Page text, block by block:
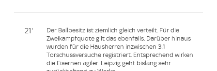
21'
Der Ballbesitz ist ziemlich gleich verteilt. Für die
Zweikampfquote gilt das ebenfalls. Darüber hinaus
wurden für die Hausherren inzwischen 3:1
Torschussversuche registriert. Entsprechend wirken
die Eisernen agiler. Leipzig geht bislang sehr